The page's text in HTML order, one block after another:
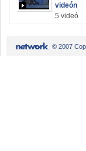
videón
5 videó
© 2007